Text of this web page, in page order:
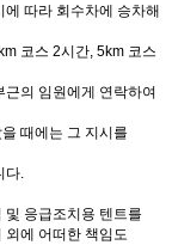
따라 회수차에 승차해
코스 2시간, 5km 코스
의 임원에게 연락하여
때에는 그 지시를
다.
및 응급조치용 텐트를
외에 어떠한 책임도